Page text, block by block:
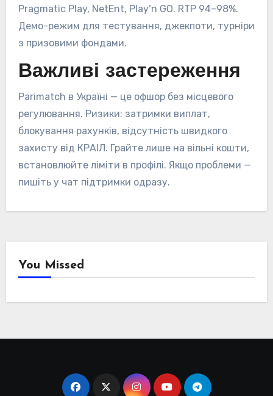
Pragmatic Play, NetEnt, Play’n GO. RTP 94–98%.
Демо-режим для тестування, джекпоти, турніри
з призовими фондами.
Важливі застереження
Parimatch в Україні — це офшор без місцевого
регулювання. Ризики: затримки виплат,
блокування рахунків, відсутність швидкого
захисту від КРАІЛ. Грайте лише на вільні кошти,
встановлюйте ліміти в профілі. Якщо проблеми —
пишіть у чат підтримки одразу.
You Missed